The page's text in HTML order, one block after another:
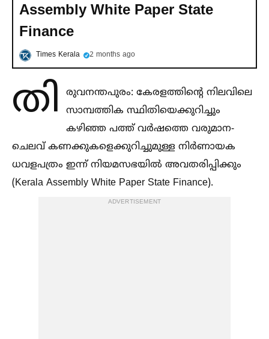
Assembly White Paper State
Finance
Times Kerala 2 months ago
തി
രുവനന്തപുരം: കേരളത്തിന്റെ നിലവിലെ
സാമ്പത്തിക സ്ഥിതിയെക്കുറിച്ചും
കഴിഞ്ഞ പത്ത് വർഷത്തെ വരുമാന-
ചെലവ് കണക്കുകളെക്കുറിച്ചുമുള്ള നിർണായക
ധവളപത്രം ഇന്ന് നിയമസഭയില്‍ അവതരിപ്പിക്കും
(Kerala Assembly White Paper State Finance).
ADVERTISEMENT